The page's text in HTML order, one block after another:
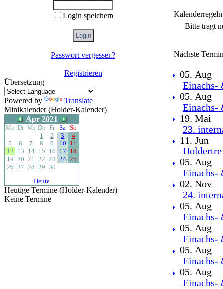
Login speichern
Passwort vergessen?
Registrieren
Übersetzung
Powered by
Translate
Minikalender (Holder-Kalender)
Apr 2021
Mo Di Mi Do Fr Sa So
1
2 3
4
5
6 7 8 9 10 11
12 13 14 15 16 17 18
19 20 21 22 23 24 25
26 27 28 29 30
Heute
Heutige Termine (Holder-Kalender)
Keine Termine
Kalenderregeln
Bitte tragt
Nächste
05. Aug
Einachs-
05. Aug
Einachs-
19. Mai
23.
11. Jun
05. Aug
Einachs-
02. Nov
24.
05. Aug
Einachs-
05. Aug
Einachs-
05. Aug
Einachs-
05. Aug
Einachs-